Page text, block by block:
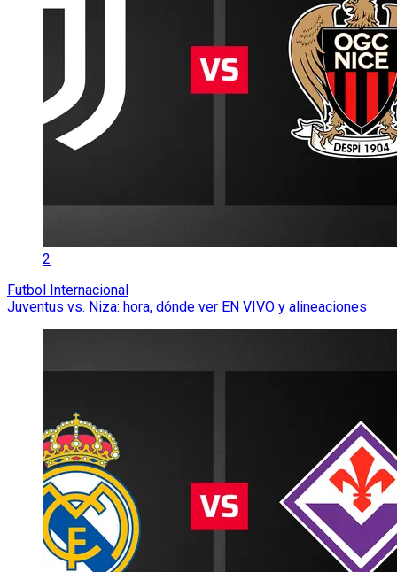
2
Futbol Internacional
Juventus vs. Niza: hora, dónde ver EN VIVO y alineaciones